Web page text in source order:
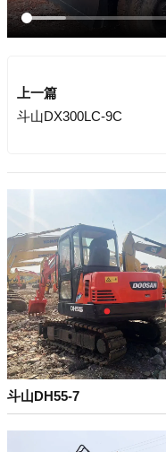
上一篇
斗山DX300LC-9C
斗山DH55-7